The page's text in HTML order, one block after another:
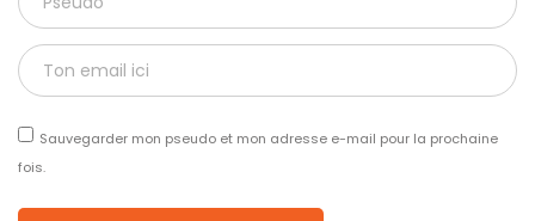
Sauvegarder mon pseudo et mon adresse e-mail pour la prochaine
fois.